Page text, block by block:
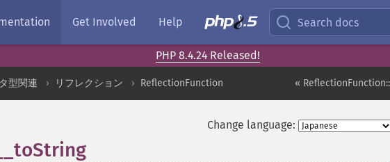
Get Involved Help Search docs
PHP 8.4.24 Released!
«
型関連 リフレクション ReflectionFunction
Change language: